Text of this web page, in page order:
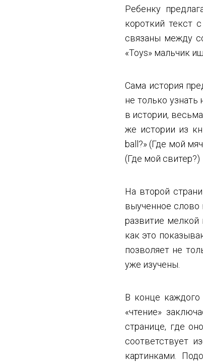
Ребенку
короткий текст
связаны между
«Toys» мальчик
Сама история
не только узнать
в истории,
же истории из
ball?» (Где мой
(Где мой свитер?)
На второй
выученное слово
развитие мелкой
как это
позволяет не
уже изучены.
В конце каждого
«чтение»
странице, где
соответствует
картинками.